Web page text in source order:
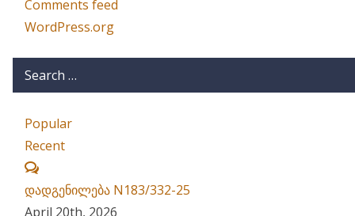
Comments feed
WordPress.org
Popular
Recent
Comments
დადგენილება N183/332-25
April 20th, 2026